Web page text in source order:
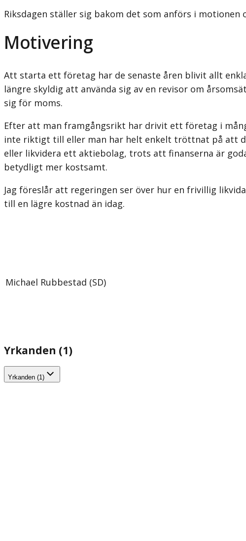
Riksdagen ställer sig bakom det som anförs i
Motivering
Att starta ett företag har de senaste åren blivit allt
längre skyldig att använda sig av en revisor om
sig för moms.
Efter att man framgångsrikt har drivit ett företag i
inte riktigt till eller man har helt enkelt tröttnat på att
eller likvidera ett aktiebolag, trots att finanserna är
betydligt mer kostsamt.
Jag föreslår att regeringen ser över hur en frivillig
till en lägre kostnad än idag.
Michael Rubbestad (SD)
Yrkanden (1)
Yrkanden (1)